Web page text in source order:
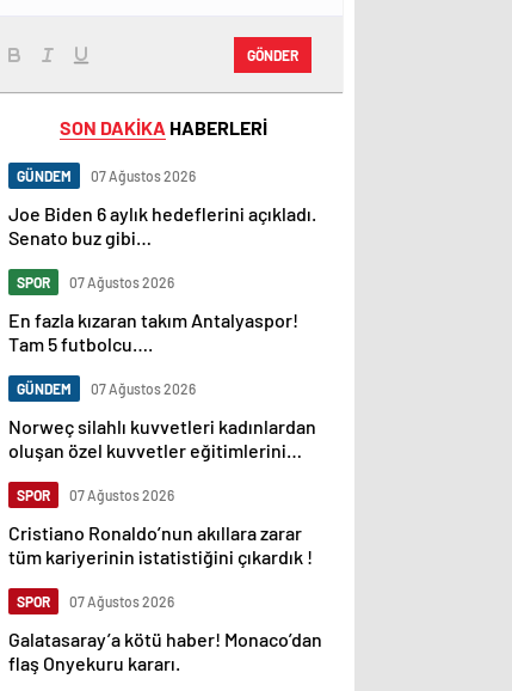
GÖNDER
SON DAKİKA HABERLERİ
GÜNDEM 07 Ağustos 2026
Joe Biden 6 aylık hedeflerini açıkladı.
Senato buz gibi…
SPOR 07 Ağustos 2026
En fazla kızaran takım Antalyaspor!
Tam 5 futbolcu….
GÜNDEM 07 Ağustos 2026
Norweç silahlı kuvvetleri kadınlardan
oluşan özel kuvvetler eğitimlerini
SPOR 07 Ağustos 2026
Cristiano Ronaldo’nun akıllara zarar
tüm kariyerinin istatistiğini çıkardık !
SPOR 07 Ağustos 2026
Galatasaray’a kötü haber! Monaco’dan
flaş Onyekuru kararı.